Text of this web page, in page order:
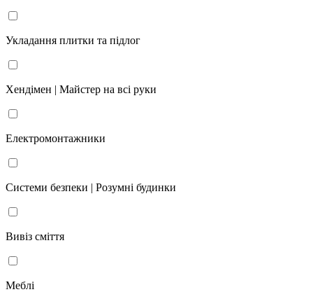
Укладання плитки та підлог
Хендімен | Майстер на всі руки
Електромонтажники
Системи безпеки | Розумні будинки
Вивіз сміття
Меблі